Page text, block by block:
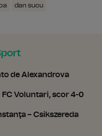
dan sucu
de Alexandrova
FC Voluntari, scor 4-0
– Csikszereda